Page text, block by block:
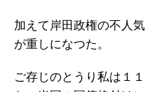
加えて岸田政権の不人
が重しになつた。
ご存じのとうり私は１